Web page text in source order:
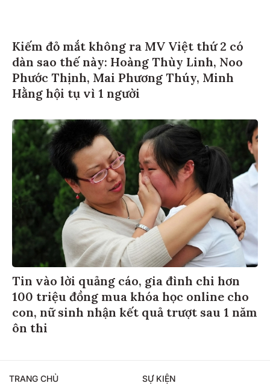
Kiếm đỏ mắt không ra MV Việt thứ 2 có
dàn sao thế này: Hoàng Thùy Linh, Noo
Phước Thịnh, Mai Phương Thúy, Minh
Hằng hội tụ vì 1 người
Tin vào lời quảng cáo, gia đình chi hơn
100 triệu đồng mua khóa học online cho
con, nữ sinh nhận kết quả trượt sau 1 năm
ôn thi
TRANG CHỦ SỰ KIỆN